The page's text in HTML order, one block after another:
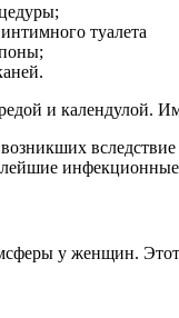
туалета
и календулой.
у женщин.